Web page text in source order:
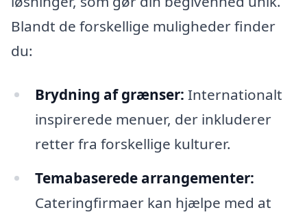
Blandt de forskellige muligheder finder
du:
Brydning af grænser: Internationalt
inspirerede menuer, der inkluderer
retter fra forskellige kulturer.
Temabaserede arrangementer:
Cateringfirmaer kan hjælpe med at